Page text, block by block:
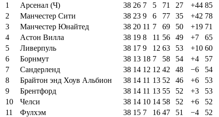
1
Арсенал (Ч) 38 26 7 5 71 27 +44 85
2
Манчестер Сити 38 23 9 6 77 35 +42 78
3
Манчестер Юнайтед 38 20 11 7 69 50 +19 71
4
Астон Вилла 38 19 8 11 56 49 +7
65
5
Ливерпуль 38 17 9 12 63 53 +10 60
6
Борнмут 38 13 18 7 58 54 +4
57
7
Сандерленд 38 14 12 12 42 48 −6
54
8
Брайтон энд Хоув Альбион 38 14 11 13 52 46 +6
53
9
Брентфорд 38 14 11 13 55 52 +3
53
10
Челси 38 14 10 14 58 52 +6
52
11
Фулхэм 38 15 7 16 47 51 −4
52